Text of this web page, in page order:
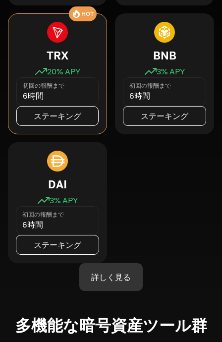
HOT
TRX
20% APY
初回の報酬まで
6時間
ステーキング
BNB
3% APY
初回の報酬まで
6時間
ステーキング
DAI
3% APY
初回の報酬まで
6時間
ステーキング
詳しく見る
多機能な暗号資産ツール群